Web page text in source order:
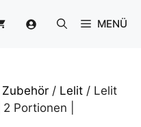
MENÜ
/ Lelit / Lelit
Portionen |